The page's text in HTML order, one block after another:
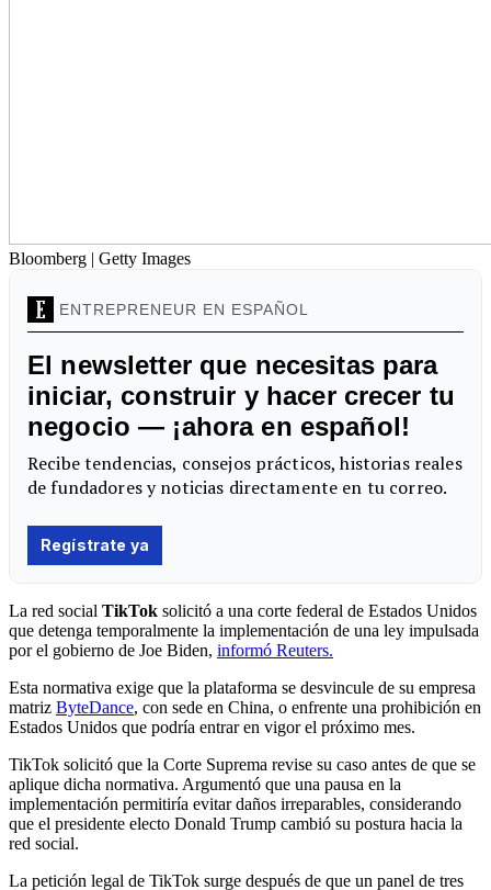
Bloomberg | Getty Images
La red social TikTok solicitó a una corte federal de Estados Unidos
que detenga temporalmente la implementación de una ley impulsada
por el gobierno de Joe Biden, informó Reuters.
Esta normativa exige que la plataforma se desvincule de su empresa
matriz ByteDance, con sede en China, o enfrente una prohibición en
Estados Unidos que podría entrar en vigor el próximo mes.
TikTok solicitó que la Corte Suprema revise su caso antes de que se
aplique dicha normativa. Argumentó que una pausa en la
implementación permitiría evitar daños irreparables, considerando
que el presidente electo Donald Trump cambió su postura hacia la
red social.
La petición legal de TikTok surge después de que un panel de tres